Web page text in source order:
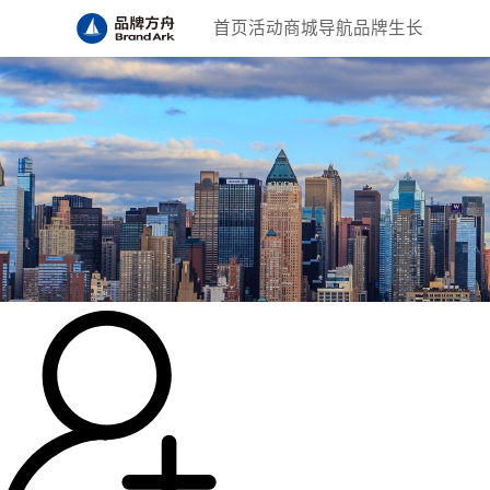
首页 活动商城导航品牌生长